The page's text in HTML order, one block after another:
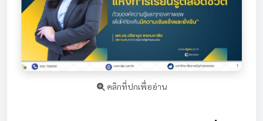
คลิกที่ปกเพื่ออ่าน